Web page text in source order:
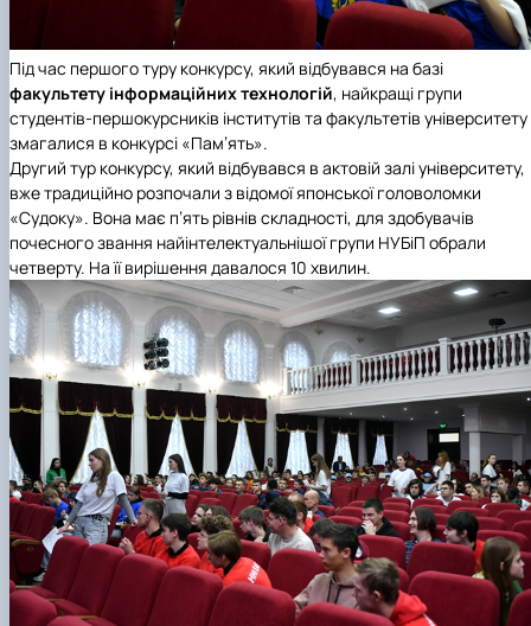
Під час першого туру конкурсу, який відбувався на базі
факультету інформаційних технологій, найкращі групи
студентів-першокурсників інститутів та факультетів університету
змагалися в конкурсі «Пам’ять».
Другий тур конкурсу, який відбувався в актовій залі університету,
вже традиційно розпочали з відомої японської головоломки
«Судоку». Вона має п’ять рівнів складності, для здобувачів
почесного звання найінтелектуальнішої групи НУБіП обрали
четверту. На її вирішення давалося 10 хвилин.